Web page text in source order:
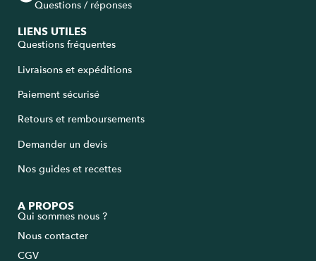
Questions / réponses
LIENS UTILES
Questions fréquentes
Livraisons et expéditions
Paiement sécurisé
Retours et remboursements
Demander un devis
Nos guides et recettes
A PROPOS
Qui sommes nous ?
Nous contacter
CGV